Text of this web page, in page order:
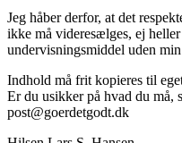
Jeg håber derfor, at det
ikke må videresælges, ej
undervisningsmiddel uden
Indhold må frit kopieres til
Er du usikker på hvad du må,
post@goerdetgodt.dk